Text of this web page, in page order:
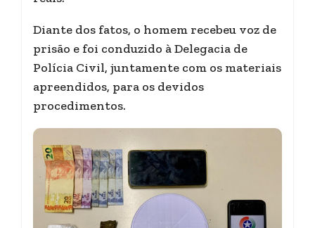
Diante dos fatos, o homem recebeu voz de
prisão e foi conduzido à Delegacia de
Polícia Civil, juntamente com os materiais
apreendidos, para os devidos
procedimentos.